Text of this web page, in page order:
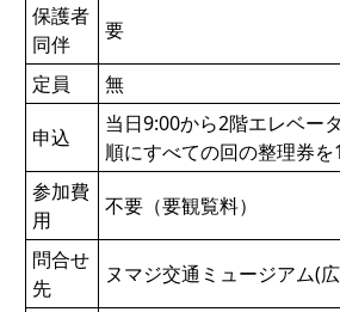
保護者
同伴
要
定員 無
申込
当日9:00から2階エレベー
順にすべての回の整理券
参加費
用
不要（要観覧料）
問合せ
先
ヌマジ交通ミュージアム(